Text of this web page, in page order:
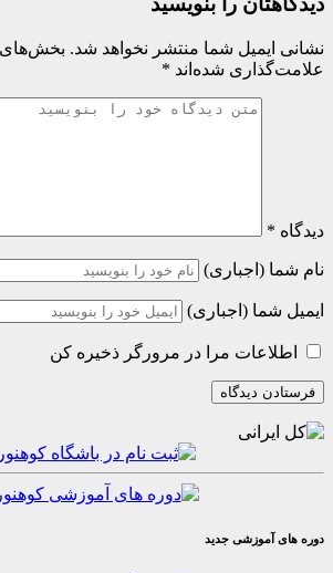
شما منتشر نخواهد شد. بخش‌های موردنیاز
شده‌اند*
(اجباری)
مرا در مرورگر ذخیره کن
جدید